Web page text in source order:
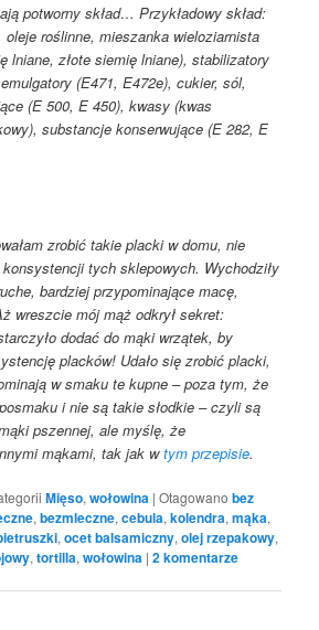
potworny skład… Przykładowy skład:
roślinne, mieszanka wieloziarnista
lniane, złote siemię lniane), stabilizatory
(E471, E472e), cukier, sól,
(E 500, E 450), kwasy (kwas
substancje konserwujące (E 282, E
zrobić takie placki w domu, nie
tych sklepowych. Wychodziły
bardziej przypominające macę,
wreszcie mój mąż odkrył sekret:
dodać do mąki wrzątek, by
placków! Udało się zrobić placki,
w smaku te kupne – poza tym, że
i nie są takie słodkie – czyli są
pszennej, ale myślę, że
mąkami, tak jak wtym przepisie.
Mięso,wołowina |Otagowano bez
,bezmleczne,cebula,kolendra,mąka,
,ocet balsamiczny,olej rzepakowy,
,tortilla,wołowina |2komentarze